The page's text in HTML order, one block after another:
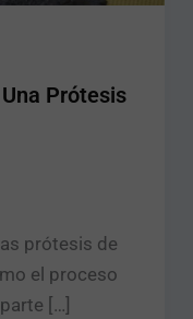
Prótesis
prótesis de
el proceso
[…]